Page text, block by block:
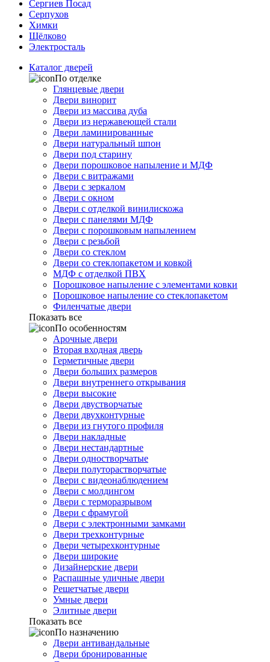
Сергиев Посад
Серпухов
Химки
Щёлково
Электросталь
Каталог дверей
По отделке
Глянцевые двери
Двери винорит
Двери из массива дуба
Двери из нержавеющей стали
Двери ламинированные
Двери натуральный шпон
Двери под старину
Двери порошковое напыление и МДФ
Двери с витражами
Двери с зеркалом
Двери с окном
Двери с отделкой винилискожа
Двери с панелями МДФ
Двери с порошковым напылением
Двери с резьбой
Двери со стеклом
Двери со стеклопакетом и ковкой
МДФ с отделкой ПВХ
Порошковое напыление с элементами ковки
Порошковое напыление со стеклопакетом
Филенчатые двери
Показать все
По особенностям
Арочные двери
Вторая входная дверь
Герметичные двери
Двери больших размеров
Двери внутреннего открывания
Двери высокие
Двери двустворчатые
Двери двухконтурные
Двери из гнутого профиля
Двери накладные
Двери нестандартные
Двери одностворчатые
Двери полуторастворчатые
Двери с видеонаблюдением
Двери с молдингом
Двери с терморазрывом
Двери с фрамугой
Двери с электронными замками
Двери трехконтурные
Двери четырехконтурные
Двери широкие
Дизайнерские двери
Распашные уличные двери
Решетчатые двери
Умные двери
Элитные двери
Показать все
По назначению
Двери антивандальные
Двери бронированные